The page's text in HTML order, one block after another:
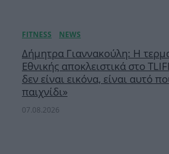
Δήμητρα Γιαννακούλη: Η
Εθνικής αποκλειστικά στο
δεν είναι εικόνα, είναι αυτό
παιχνίδι»
07.08.2026